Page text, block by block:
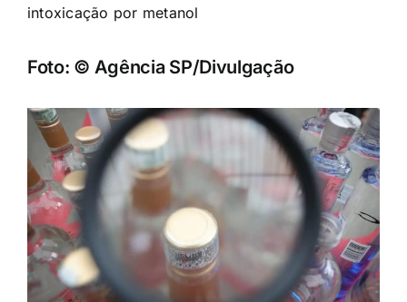
intoxicação por metanol
Foto: © Agência SP/Divulgação